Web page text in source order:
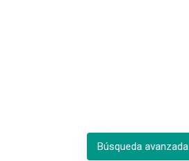
Búsqueda avanzada